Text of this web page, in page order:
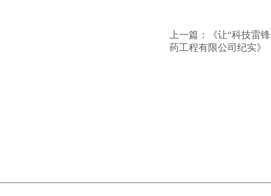
上一篇：
《让“科技雷
药工程有限公司纪实》